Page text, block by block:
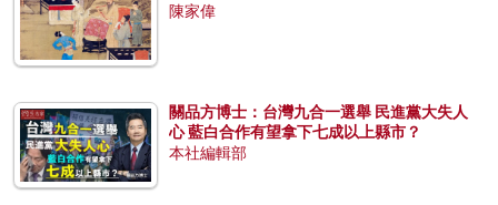
陳家偉
關品方博士：台灣九合一選舉 民進黨大失人
心 藍白合作有望拿下七成以上縣市？
本社編輯部